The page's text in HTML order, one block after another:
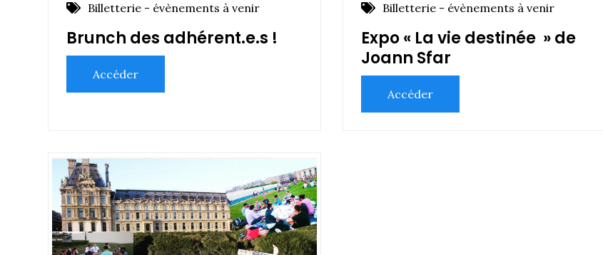
Billetterie - évènements à venir
Brunch des adhérent.e.s !
Accéder
Billetterie - évènements à venir
Expo « La vie destinée » de
Joann Sfar
Accéder